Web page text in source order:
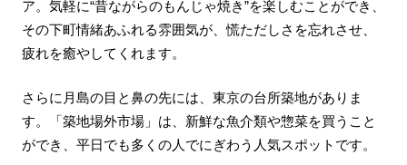
ア。気軽に“昔ながらのもんじゃ焼き”を楽しむことができ、
その下町情緒あふれる雰囲気が、慌ただしさを忘れさせ、
疲れを癒やしてくれます。
さらに月島の目と鼻の先には、東京の台所築地がありま
す。「築地場外市場」は、新鮮な魚介類や惣菜を買うこと
ができ、平日でも多くの人でにぎわう人気スポットです。